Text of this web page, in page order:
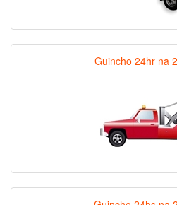
Guincho 24hr na